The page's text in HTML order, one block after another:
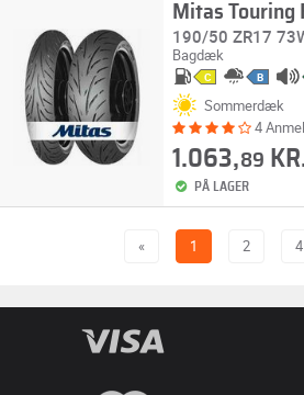
Mitas Touring
190/50 ZR17
Bagdæk
C B
Sommerdæk
4
1.063,89
PÅ LAGER
« 1 2 4